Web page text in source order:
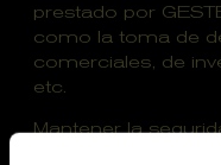
prestado por
como la toma de
comerciales, de
etc.
Mantener la
comunicaciones